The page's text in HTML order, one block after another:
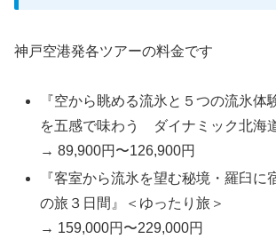
神戸空港発各ツアーの料金です
『空から眺める流氷と５つの流氷
を五感で味わう ダイナミック北海
→ 89,900円〜126,900円
『客室から流氷を望む秘境・羅臼
の旅３日間』＜ゆったり旅＞
→ 159,000円〜229,000円